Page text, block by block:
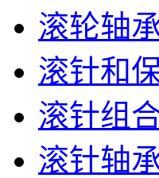
滚轮轴
滚针和
滚针组
滚针轴